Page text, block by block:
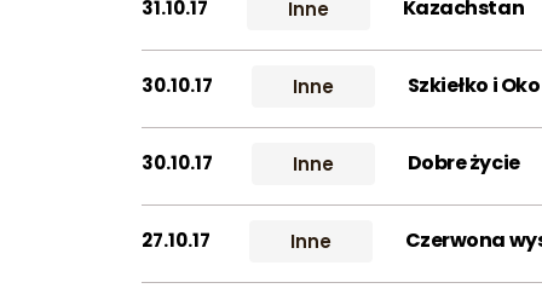
Kazachstan
31.10.17 Inne
Szkiełko i Oko
30.10.17 Inne
Dobre życie
30.10.17 Inne
Czerwona
27.10.17 Inne